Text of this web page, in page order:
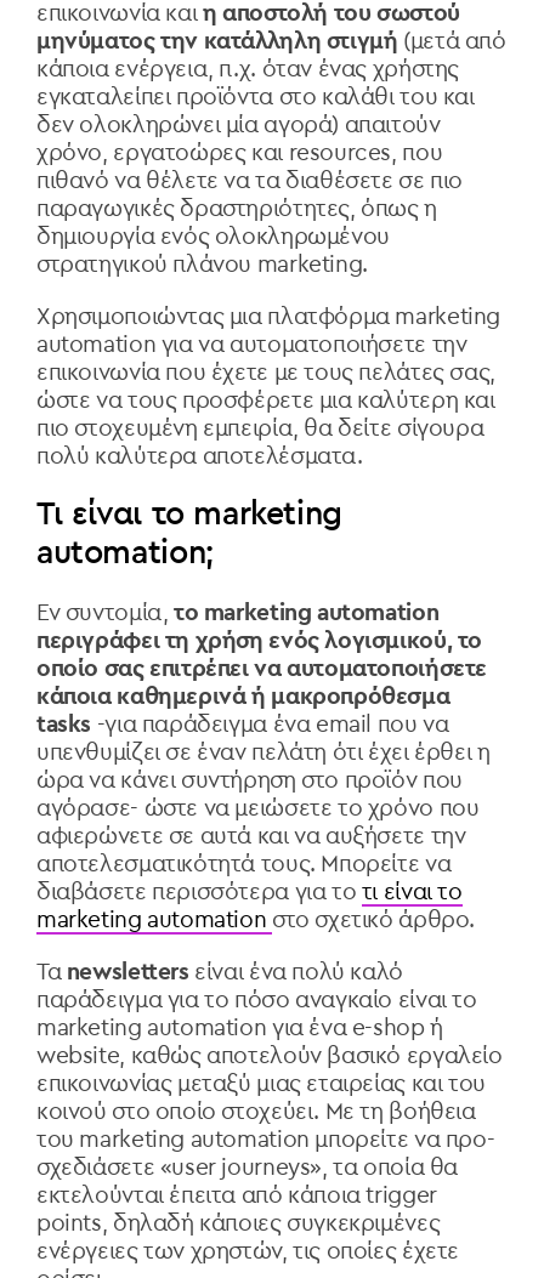
επικοινωνία και η αποστολή του σωστού
μηνύματος την κατάλληλη στιγμή (μετά από
κάποια ενέργεια, π.χ. όταν ένας χρήστης
εγκαταλείπει προϊόντα στο καλάθι του και
δεν ολοκληρώνει μία αγορά) απαιτούν
χρόνο, εργατοώρες και resources, που
πιθανό να θέλετε να τα διαθέσετε σε πιο
παραγωγικές δραστηριότητες, όπως η
δημιουργία ενός ολοκληρωμένου
στρατηγικού πλάνου marketing.
Χρησιμοποιώντας μια πλατφόρμα marketing
automation για να αυτοματοποιήσετε την
επικοινωνία που έχετε με τους πελάτες σας,
ώστε να τους προσφέρετε μια καλύτερη και
πιο στοχευμένη εμπειρία, θα δείτε σίγουρα
πολύ καλύτερα αποτελέσματα.
Τι είναι το marketing
automation;
Εν συντομία,το marketing automation
περιγράφει τη χρήση ενός λογισμικού, το
οποίο σας επιτρέπει να αυτοματοποιήσετε
κάποια καθημερινά ή μακροπρόθεσμα
tasks -για παράδειγμα ένα email που να
υπενθυμίζει σε έναν πελάτη ότι έχει έρθει η
ώρα να κάνει συντήρηση στο προϊόν που
αγόρασε- ώστε να μειώσετε το χρόνο που
αφιερώνετε σε αυτά και να αυξήσετε την
αποτελεσματικότητά τους. Μπορείτε να
διαβάσετε περισσότερα για το τι είναι το
marketing automation στο σχετικό άρθρο.
Τα newsletters είναι ένα πολύ καλό
παράδειγμα για το πόσο αναγκαίο είναι το
marketing automation για ένα e-shop ή
website, καθώς αποτελούν βασικό εργαλείο
επικοινωνίας μεταξύ μιας εταιρείας και του
κοινού στο οποίο στοχεύει. Με τη βοήθεια
του marketing automation μπορείτε να προ-
σχεδιάσετε «user journeys», τα οποία θα
εκτελούνται έπειτα από κάποια trigger
points, δηλαδή κάποιες συγκεκριμένες
ενέργειες των χρηστών, τις οποίες έχετε